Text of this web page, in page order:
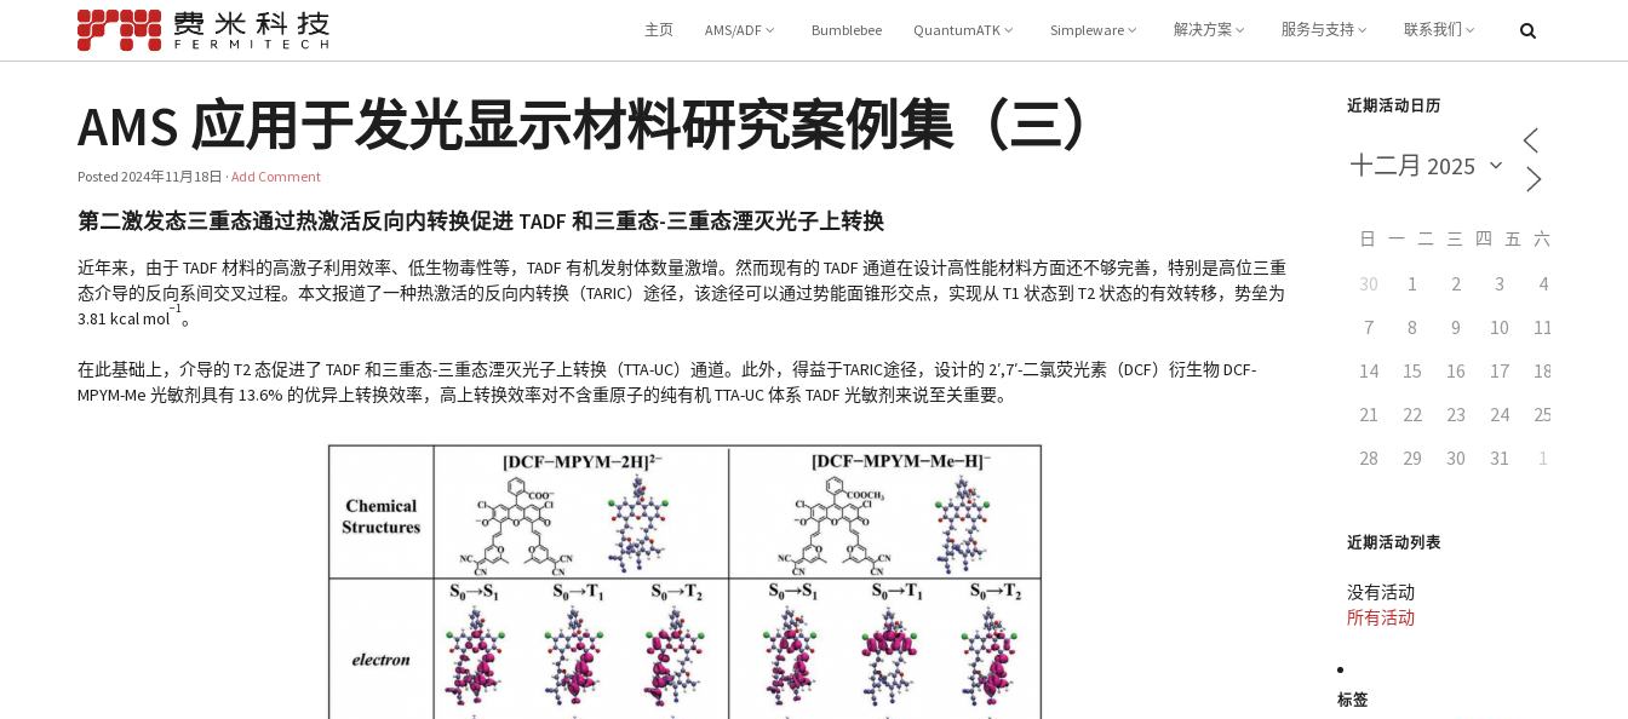
主页 AMS/ADF Bumblebee QuantumATK Simpleware 解决方案 服务与支持 联系我们
AMS 应用于发光显示材料研究案例集（三）
Posted2024年11月18日 ·Add Comment
第二激发态三重态通过热激活反向内转换促进 TADF 和三重态-三重态湮灭光子上转换
近年来，由于 TADF 材料的高激子利用效率、低生物毒性等，TADF 有机发射体数量激增。然而现有的 TADF 通道在设计高性能材料方面还不够完善，特别是高位三重
态介导的反向系间交叉过程。本文报道了一种热激活的反向内转换（TARIC）途径，该途径可以通过势能面锥形交点，实现从 T1 状态到 T2 状态的有效转移，势垒为
3.81 kcal mol
−1
。
在此基础上，介导的 T2 态促进了 TADF 和三重态-三重态湮灭光子上转换（TTA-UC）通道。此外，得益于TARIC途径，设计的 2′,7′-二氯荧光素（DCF）衍生物 DCF-
MPYM-Me 光敏剂具有 13.6% 的优异上转换效率，高上转换效率对不含重原子的纯有机 TTA-UC 体系 TADF 光敏剂来说至关重要。
近期活动日历
日 一 二 三 四 五
30 1 2 3 4
7
8 9 10 11
14
15 16 17 18
21
22 23 24 25
28
29 30 31 1
近期活动列表
没有活动
所有活动
标签